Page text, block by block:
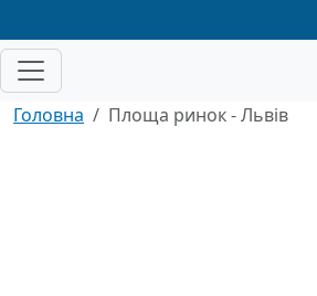
Головна Площа ринок - Львів